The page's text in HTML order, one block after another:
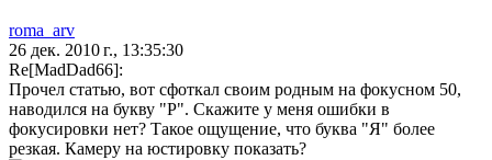
roma_arv
26 дек. 2010 г., 13:35:30
Re[MadDad66]:
Прочел статью, вот сфоткал своим родным на фокусном 50,
наводился на букву "Р". Скажите у меня ошибки в
фокусировки нет? Такое ощущение, что буква "Я" более
резкая. Камеру на юстировку показать?